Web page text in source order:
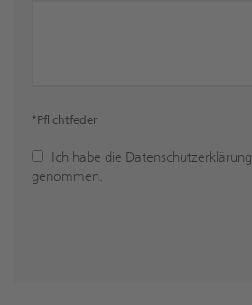
*Pflichtfeder
Ich habe die Datenschutzerklärung
genommen.